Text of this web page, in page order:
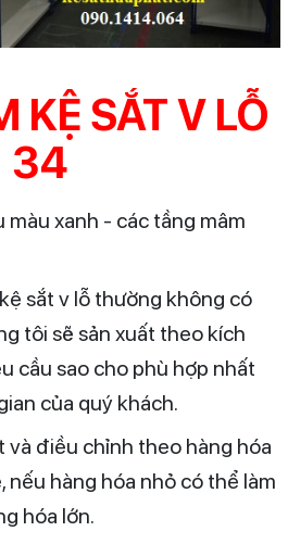
KỆ SẮT V LỖ
34
màu xanh - các tầng mâm
sắt v lỗ thường không có
tôi sẽ sản xuất theo kích
cầu sao cho phù hợp nhất
của quý khách.
và điều chỉnh theo hàng hóa
nếu hàng hóa nhỏ có thể làm
hóa lớn.